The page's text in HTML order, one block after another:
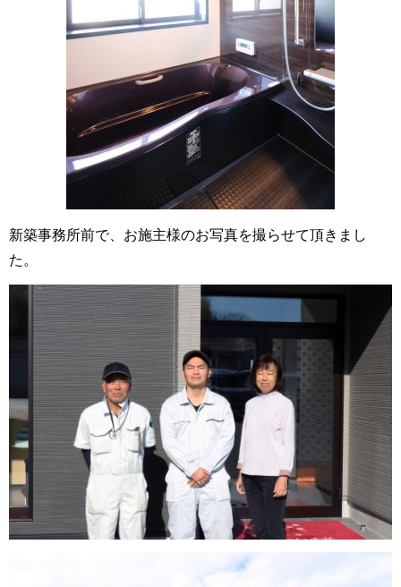
新築事務所前で、お施主様のお写真を撮らせて頂きまし
た。